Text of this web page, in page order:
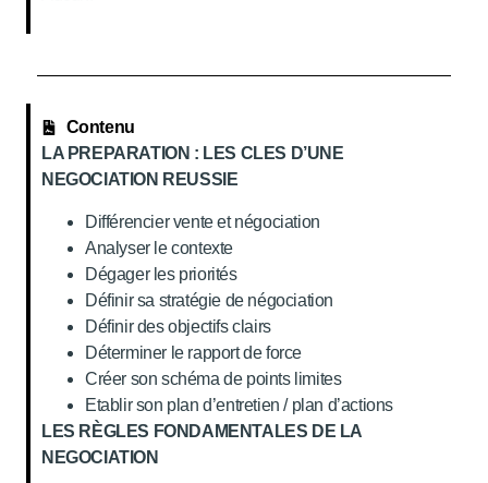
Contenu
LA PREPARATION : LES CLES D’UNE
NEGOCIATION REUSSIE
Différencier vente et négociation
Analyser le contexte
Dégager les priorités
Définir sa stratégie de négociation
Définir des objectifs clairs
Déterminer le rapport de force
Créer son schéma de points limites
Etablir son plan d’entretien / plan d’actions
LES RÈGLES FONDAMENTALES DE LA
NEGOCIATION